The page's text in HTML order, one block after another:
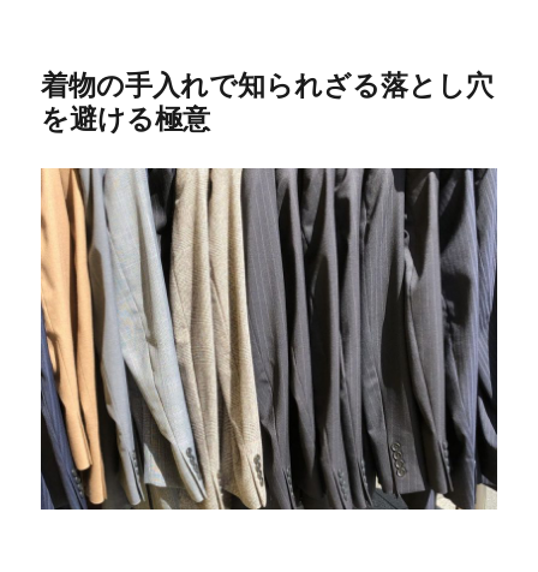
着物の手入れで知られざる落とし穴
を避ける極意